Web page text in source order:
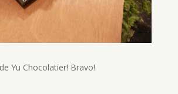
Yu Chocolatier! Bravo!